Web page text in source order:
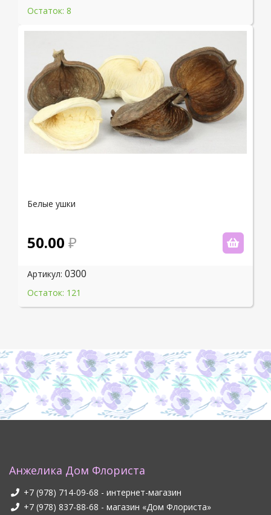
Остаток: 8
Белые ушки
50.00
Артикул: 0300
Остаток: 121
Анжелика Дом Флориста
+7 (978) 714-09-68 - интернет-магазин
+7 (978) 837-88-68 - магазин «Дом Флориста»